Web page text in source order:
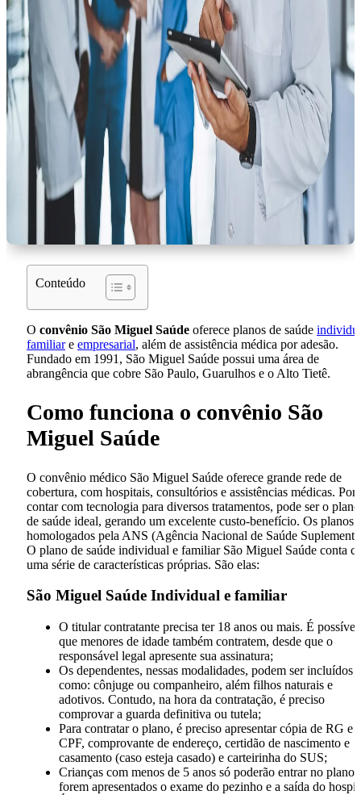
Conteúdo
O convênio São Miguel Saúde oferece planos de saúde
familiare empresarial, além de assistência médica por adesão.
Fundado em 1991, São Miguel Saúde possui uma área de
abrangência que cobre São Paulo, Guarulhos e o Alto Tietê.
Como funciona o convênio São
Miguel Saúde
O convênio médico São Miguel Saúde oferece grande rede de
cobertura, com hospitais, consultórios e assistências médicas. Por
contar com tecnologia para diversos tratamentos, pode ser o plano
de saúde ideal, gerando um excelente custo-benefício. Os planos
homologados pela ANS (Agência Nacional de Saúde
O plano de saúde individual e familiar São Miguel Saúde conta
uma série de características próprias. São elas:
São Miguel Saúde Individual e familiar
O titular contratante precisa ter 18 anos ou mais. É possível
que menores de idade também contratem, desde que o
responsável legal apresente sua assinatura;
Os dependentes, nessas modalidades, podem ser incluídos
como: cônjuge ou companheiro, além filhos naturais e
adotivos. Contudo, na hora da contratação, é preciso
comprovar a guarda definitiva ou tutela;
Para contratar o plano, é preciso apresentar cópia de RG e
CPF, comprovante de endereço, certidão de nascimento e
casamento (caso esteja casado) e carteirinha do SUS;
Crianças com menos de 5 anos só poderão entrar no plano
forem apresentados o exame do pezinho e a saída do